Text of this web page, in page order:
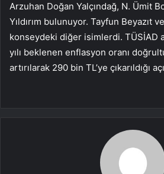
Arzuhan Doğan Yalçındağ, N. Ümit
Yıldırım bulunuyor. Tayfun Beyazıt
konseydeki diğer isimlerdi. TÜSİAD
yılı beklenen enflasyon oranı
artırılarak 290 bin TL’ye çıkarıldığı